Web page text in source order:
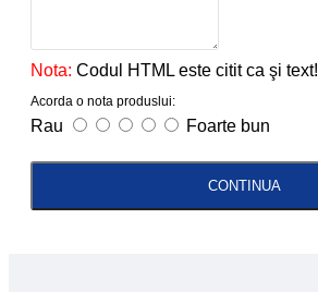
Nota: Codul HTML este citit ca şi text!
Acorda o nota produslui:
Rau Foarte bun
CONTINUA